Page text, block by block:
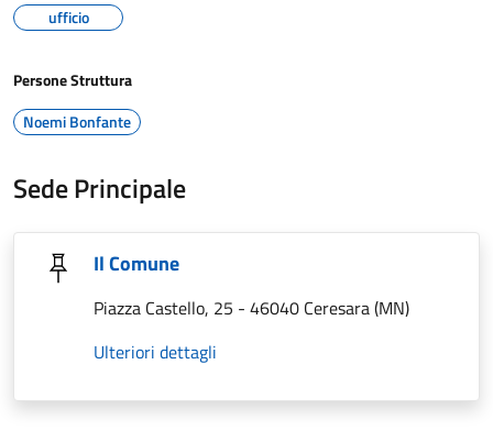
ufficio
Persone Struttura
Noemi Bonfante
Sede Principale
Il Comune
Piazza Castello, 25 - 46040 Ceresara (MN)
Ulteriori dettagli